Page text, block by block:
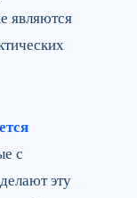
являются
с
эту